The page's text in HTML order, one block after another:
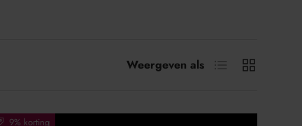
Weergeven als Lijst Raster
9% korting